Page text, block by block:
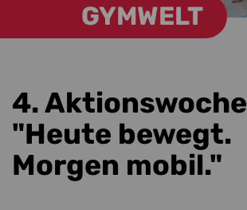
GYMWELT
4. Aktionswoche
"Heute bewegt.
Morgen mobil."